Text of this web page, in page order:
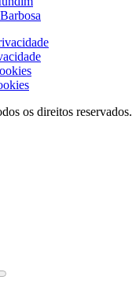
os direitos reservados.